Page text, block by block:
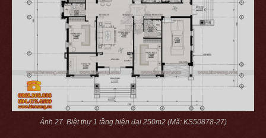
Ảnh 27. Biệt thự 1 tầng hiện đại 250m2 (Mã: KS50878-27)